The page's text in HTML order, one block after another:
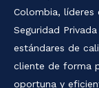
Colombia,
Seguridad
estándares de
cliente de forma
oportuna y